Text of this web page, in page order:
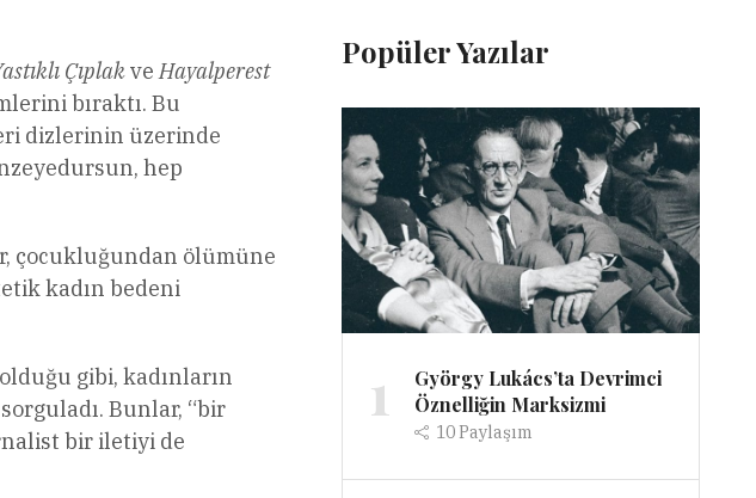
ÇıplakveHayalperest
bıraktı. Bu
dizlerinin üzerinde
hep
çocukluğundan ölümüne
kadın bedeni
gibi, kadınların
Bunlar, “bir
bir iletiyi de
Popüler Yazılar
1
György Lukács’ta Devrimci
Öznelliğin Marksizmi
10Paylaşım